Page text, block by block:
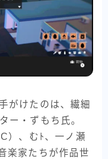
がけたのは、繊細
ー・ずもち氏。
）、むﾄ、一ノ瀬
楽家たちが作品世